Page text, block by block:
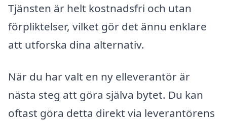
Tjänsten är helt kostnadsfri och utan
förpliktelser, vilket gör det ännu enklare
att utforska dina alternativ.
När du har valt en ny elleverantör är
nästa steg att göra själva bytet. Du kan
oftast göra detta direkt via leverantörens